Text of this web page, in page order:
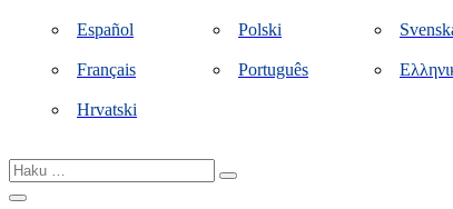
Español Polski
Français Português
Hrvatski
Haku
…